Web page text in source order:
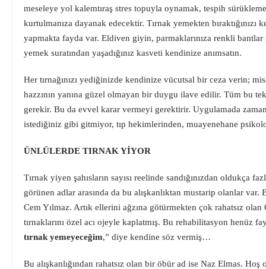
meseleye yol kalemtıraş stres topuyla oynamak, tespih
kurtulmanıza dayanak edecektir. Tırnak yemekten
yapmakta fayda var. Eldiven giyin, parmaklarınıza renkli bantlar
yemek suratından yaşadığınız kasveti kendinize anımsatın.
Her tırnağınızı yediğinizde kendinize vücutsal bir ceza verin;
hazzının yanına güzel olmayan bir duygu ilave edilir. Tüm bu
gerekir. Bu da evvel karar vermeyi gerektirir. Uygulamada
istediğiniz gibi gitmiyor, tıp hekimlerinden, muayenehane
ÜNLÜLERDE TIRNAK YİYOR
Tırnak yiyen şahısların sayısı reelinde sandığınızdan oldukça
görünen adlar arasında da bu alışkanlıktan mustarip olanlar
Cem Yılmaz. Artık ellerini ağzına götürmekten çok rahatsız
tırnaklarını özel acı ojeyle kaplatmış. Bu rehabilitasyon henüz
tırnak yemeyeceğim,” diye kendine söz vermiş…
Bu alışkanlığından rahatsız olan bir öbür ad ise Naz Elmas.